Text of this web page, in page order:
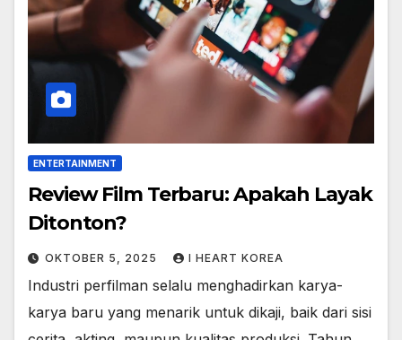
ENTERTAINMENT
Review Film Terbaru: Apakah Layak
Ditonton?
OKTOBER 5, 2025 I HEART KOREA
Industri perfilman selalu menghadirkan karya-
karya baru yang menarik untuk dikaji, baik dari sisi